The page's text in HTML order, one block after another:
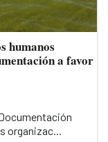
humanos
a favor
organizac...